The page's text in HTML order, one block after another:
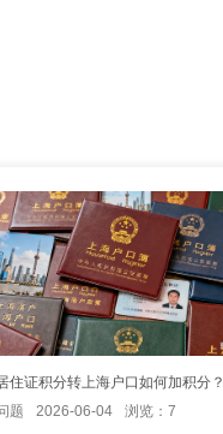
住证积分转上海户口如何加积分？
题
2026-06-04 浏览：7